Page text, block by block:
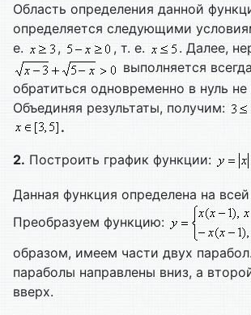
Область определения данной
определяется следующими
е.
, , т. е.
. Далее,
выполняется
обратиться одновременно в нуль не
Объединяя результаты, получим:
.
2. Построить график функции:
Данная функция определена на
Преобразуем функцию:
образом, имеем части двух
параболы направлены вниз, а
вверх.